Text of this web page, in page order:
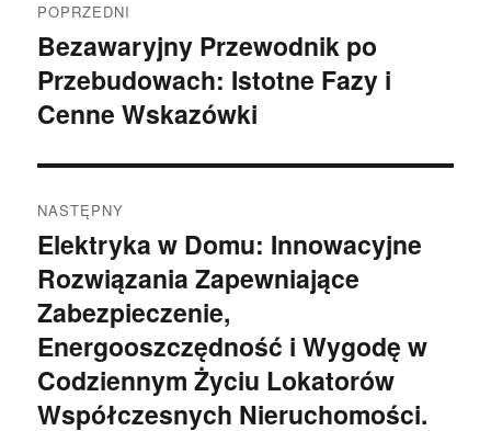
wpisu
POPRZEDNI
Poprzedni
wpis:
Bezawaryjny Przewodnik po
Przebudowach: Istotne Fazy i
Cenne Wskazówki
NASTĘPNY
Następny
wpis:
Elektryka w Domu: Innowacyjne
Rozwiązania Zapewniające
Zabezpieczenie,
Energooszczędność i Wygodę w
Codziennym Życiu Lokatorów
Współczesnych Nieruchomości.